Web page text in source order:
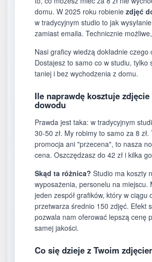
domu. W 2025 roku robienie zdjęć
w tradycyjnym studio to jak
zamiast emaila. Technicznie
Nasi graficy wiedzą dokładnie czego
Dostajesz to samo co w studiu, tylko
taniej i bez wychodzenia z domu.
Ile naprawdę kosztuje zdjęcie
dowodu
Prawda jest taka: w tradycyjnym
30-50 zł. My robimy to samo za 8 zł.
promocja ani "przecena", to nasza
cena. Oszczędzasz do 42 zł i kilka
Skąd ta różnica? Studio ma koszty
wyposażenia, personelu na miejscu.
jeden zespół grafików, który w ciągu
przetwarza średnio 150 zdjęć. Efekt
pozwala nam oferować lepszą cenę
samej jakości.
Co się dzieje z Twoim